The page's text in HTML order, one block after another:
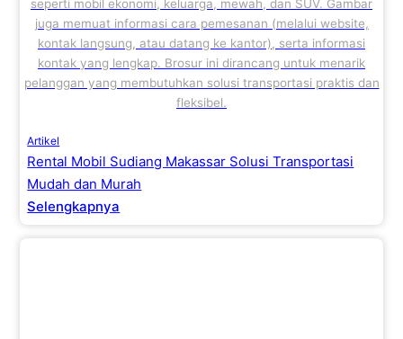
seperti mobil ekonomi, keluarga, mewah, dan SUV. Gambar
juga memuat informasi cara pemesanan (melalui website,
kontak langsung, atau datang ke kantor), serta informasi
kontak yang lengkap. Brosur ini dirancang untuk menarik
pelanggan yang membutuhkan solusi transportasi praktis dan
fleksibel.
Artikel
Rental Mobil Sudiang Makassar Solusi Transportasi
Mudah dan Murah
Selengkapnya